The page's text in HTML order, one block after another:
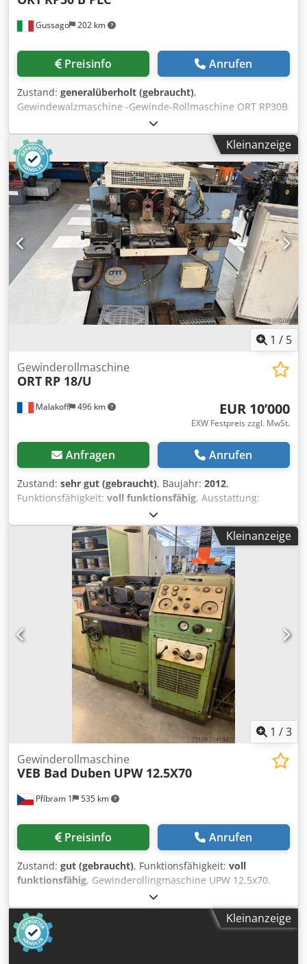
Cooling unit for the hydraulic oil, separate switch cabinet,
working area. Central Lubrication. Dwsdet Hw N Tjpfx Akvja
Gussago 202 km
Preisinfo Anrufen
Zustand: generalüberholt (gebraucht),
Gewindewalzmaschine -Gewinde-Rollmaschine ORT RP30B
2-Rollen In Überholung - neue Siemens SPS Dwjdpfjy
Racgox Akvoa Siehe Video Die Maschine ist in unserem
Lager in Gussago BS, unter Strom Probelauf möglich Mimu
Werkzeugmaschinen Walzen ist ein mechanischer Prozess
ohne Spanabfuhr, der kalt oder warm durchgeführt
werden kann, aufweisend als Zweck der Verbesserung der
Oberflächengüte (also des Ermüdungsverhaltens).
Kleinanzeige
1 / 5
Malakoff 496 km
Gewinderollmaschine
ORT RP 18/U
EUR 10’000
EXW Festpreis zzgl. MwSt.
Anfragen Anrufen
Zustand: sehr gut (gebraucht), Baujahr: 2012,
Funktionsfähigkeit: voll funktionsfähig, Ausstattung:
, Spulmaschine ORT Italia CE-
Zertifikat Typ RP 18/U Baujahr 2012 CNC-Bedienfeld
Siemens SIMATIC OP17 Referenz F24 Dwsdpfxjzb Imaj
Akvea 10.000 € (inkl. MwSt.)
Kleinanzeige
1 /3
Příbram 1 535 km
Gewinderollmaschine
VEB Bad Duben UPW 12.5X70
Preisinfo Anrufen
Zustand: gut (gebraucht), Funktionsfähigkeit: voll
funktionsfähig, Gewinderollingmaschine UPW 12,5x70.
Kleinanzeige